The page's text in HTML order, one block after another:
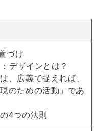
づけ
デザインとは？
、広義で捉えれば、
現のための活動」であ
4つの法則